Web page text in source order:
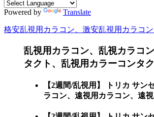
Powered by Translate
格安乱視用カラコン、激安乱視用カラコ
乱視用カラコン、乱視カラコ
タクト、乱視用カラーコンタ
【2週間/乱視用】 トリカ サ
ラコン、遠視用カラコン、遠